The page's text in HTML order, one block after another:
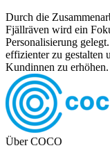
Durch die
Fjällräven wird ein
Personalisierung
effizienter zu gestalten
Kundinnen zu erhöhen.
Über COCO